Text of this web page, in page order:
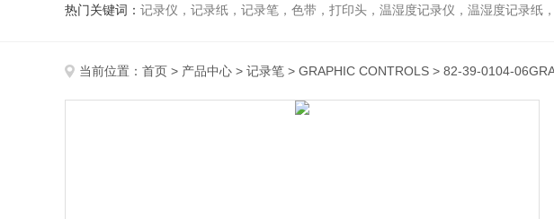
热门关键词： 记录仪，记录纸，记录笔，色带，打印头，温湿度记录仪，温湿度记录纸
当前位置： 首页 > 产品中心 > 记录笔 > GRAPHIC CONTROLS > 82-39-0104-